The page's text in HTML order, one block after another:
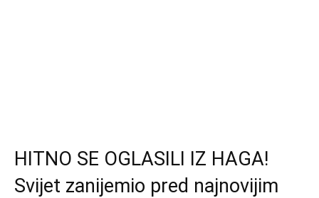
HITNO SE OGLASILI IZ HAGA!
Svijet zanijemio pred najnovijim